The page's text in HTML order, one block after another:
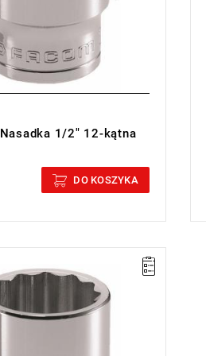
1/2" 12-kątna
DO KOSZYKA
większa siła i
ochrona nakrętek